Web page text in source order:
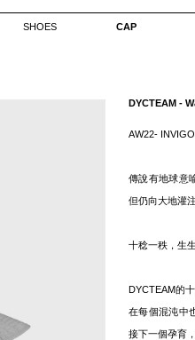
SHOES CAP
DYCTEAM -
AW22-
傳說有地球意
但仍向大地灌
十稔一秩，生
DYCTEAM的
在每個混沌中
接下一個孕育